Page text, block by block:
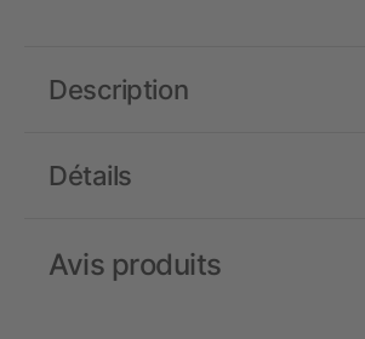
Détails
Description
Avis produits